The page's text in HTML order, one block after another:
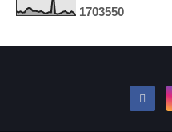
1703550